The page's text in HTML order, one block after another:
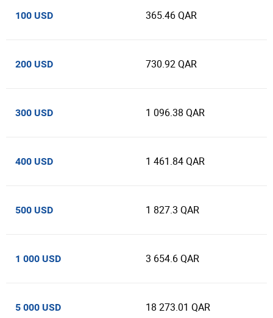
100 USD 365.46 QAR
200 USD 730.92 QAR
300 USD 1 096.38 QAR
400 USD 1 461.84 QAR
500 USD 1 827.3 QAR
1 000 USD 3 654.6 QAR
5 000 USD 18 273.01 QAR